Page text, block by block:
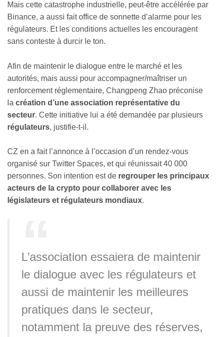
Mais cette catastrophe industrielle, peut-être accélérée par
Binance, a aussi fait office de sonnette d’alarme pour les
régulateurs. Et les conditions actuelles les encouragent
sans conteste à durcir le ton.
Afin de maintenir le dialogue entre le marché et les
autorités, mais aussi pour accompagner/maîtriser un
renforcement réglementaire, Changpeng Zhao préconise
la création d’une association représentative du
secteur. Cette initiative lui a été demandée par plusieurs
régulateurs, justifie-t-il.
CZ en a fait l’annonce à l’occasion d’un rendez-vous
organisé sur Twitter Spaces, et qui réunissait 40 000
personnes. Son intention est de regrouper les principaux
acteurs de la crypto pour collaborer avec les
législateurs et régulateurs mondiaux.
L’association essaiera de maintenir
le dialogue avec les régulateurs et
aussi de maintenir les meilleures
pratiques dans le secteur,
notamment la preuve des réserves,